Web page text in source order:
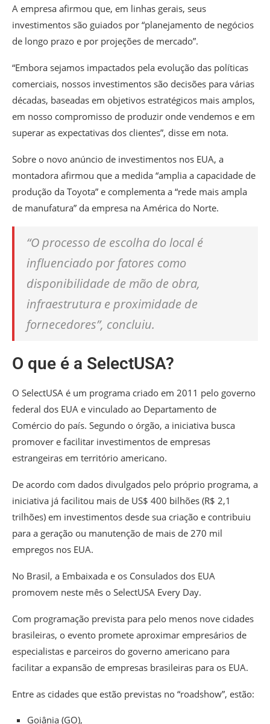
A empresa afirmou que, em linhas gerais, seus
investimentos são guiados por “planejamento de negócios
de longo prazo e por projeções de mercado”.
“Embora sejamos impactados pela evolução das políticas
comerciais, nossos investimentos são decisões para várias
décadas, baseadas em objetivos estratégicos mais amplos,
em nosso compromisso de produzir onde vendemos e em
superar as expectativas dos clientes”, disse em nota.
Sobre o novo anúncio de investimentos nos EUA, a
montadora afirmou que a medida “amplia a capacidade de
produção da Toyota” e complementa a “rede mais ampla
de manufatura” da empresa na América do Norte.
“O processo de escolha do local é
influenciado por fatores como
disponibilidade de mão de obra,
infraestrutura e proximidade de
fornecedores”, concluiu.
O que é a SelectUSA?
O SelectUSA é um programa criado em 2011 pelo governo
federal dos EUA e vinculado ao Departamento de
Comércio do país. Segundo o órgão, a iniciativa busca
promover e facilitar investimentos de empresas
estrangeiras em território americano.
De acordo com dados divulgados pelo próprio programa, a
iniciativa já facilitou mais de US$ 400 bilhões (R$ 2,1
trilhões) em investimentos desde sua criação e contribuiu
para a geração ou manutenção de mais de 270 mil
empregos nos EUA.
No Brasil, a Embaixada e os Consulados dos EUA
promovem neste mês o SelectUSA Every Day.
Com programação prevista para pelo menos nove cidades
brasileiras, o evento promete aproximar empresários de
especialistas e parceiros do governo americano para
facilitar a expansão de empresas brasileiras para os EUA.
Entre as cidades que estão previstas no “roadshow”, estão:
Goiânia (GO),